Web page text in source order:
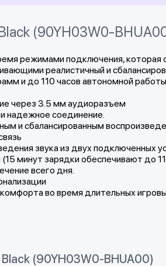
(90YH03W0-
режимами подключения,
реалистичный и
и до 110 часов автономной
через 3.5 мм аудиоразъем
надежное соединение.
и сбалансированным
звука из двух подключенных
минут зарядки обеспечивают до 11
всего дня.
во время длительных
Black (90YH03W0-BHUA00)